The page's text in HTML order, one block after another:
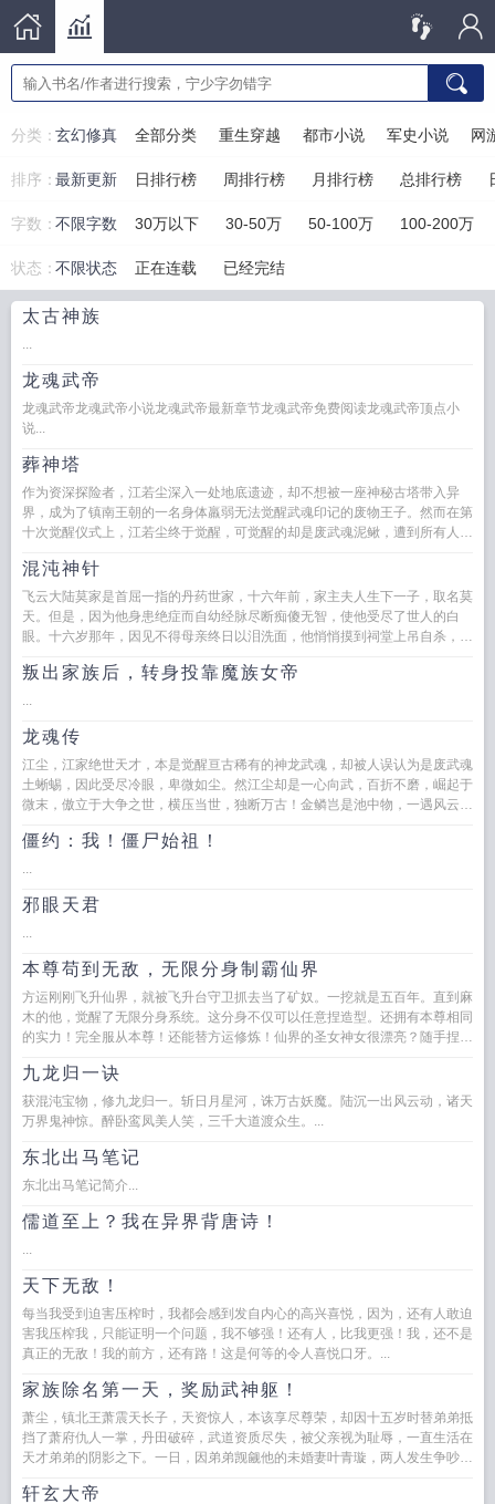
分类： 全部分类
玄幻修真 重生穿越 都市小说 军史小说 网
排序： 日排行榜 周排行榜 月排行榜 总排行榜
最新更新
字数：不限字数 30万以下 30-50万 50-100万 100-200万
状态：不限状态 正在连载 已经完结
太古神族
...
龙魂武帝
龙魂武帝龙魂武帝小说龙魂武帝最新章节龙魂武帝免费阅读龙魂武帝顶点小
说...
葬神塔
作为资深探险者，江若尘深入一处地底遗迹，却不想被一座神秘古塔带入异
界，成为了镇南王朝的一名身体羸弱无法觉醒武魂印记的废物王子。然而在第
十次觉醒仪式上，江若尘终于觉醒，可觉醒的却是废武魂泥鳅，遭到所有人嘲
混沌神针
飞云大陆莫家是首屈一指的丹药世家，十六年前，家主夫人生下一子，取名莫
天。但是，因为他身患绝症而自幼经脉尽断痴傻无智，使他受尽了世人的白
眼。十六岁那年，因见不得母亲终日以泪洗面，他悄悄摸到祠堂上吊自杀，却
叛出家族后，转身投靠魔族女帝
...
龙魂传
江尘，江家绝世天才，本是觉醒亘古稀有的神龙武魂，却被人误认为是废武魂
土蜥蜴，因此受尽冷眼，卑微如尘。然江尘却是一心向武，百折不磨，崛起于
微末，傲立于大争之世，横压当世，独断万古！金鳞岂是池中物，一遇风云便
僵约：我！僵尸始祖！
...
邪眼天君
...
本尊苟到无敌，无限分身制霸仙界
方运刚刚飞升仙界，就被飞升台守卫抓去当了矿奴。一挖就是五百年。直到麻
木的他，觉醒了无限分身系统。这分身不仅可以任意捏造型。还拥有本尊相同
的实力！完全服从本尊！还能替方运修炼！仙界的圣女神女很漂亮？随手捏一
九龙归一诀
获混沌宝物，修九龙归一。斩日月星河，诛万古妖魔。陆沉一出风云动，诸天
万界鬼神惊。醉卧鸾凤美人笑，三千大道渡众生。...
东北出马笔记
东北出马笔记简介...
儒道至上？我在异界背唐诗！
...
天下无敌！
每当我受到迫害压榨时，我都会感到发自内心的高兴喜悦，因为，还有人敢迫
害我压榨我，只能证明一个问题，我不够强！还有人，比我更强！我，还不是
真正的无敌！我的前方，还有路！这是何等的令人喜悦口牙。...
家族除名第一天，奖励武神躯！
萧尘，镇北王萧震天长子，天资惊人，本该享尽尊荣，却因十五岁时替弟弟抵
挡了萧府仇人一掌，丹田破碎，武道资质尽失，被父亲视为耻辱，一直生活在
天才弟弟的阴影之下。一日，因弟弟觊觎他的未婚妻叶青璇，两人发生争吵，
轩玄大帝